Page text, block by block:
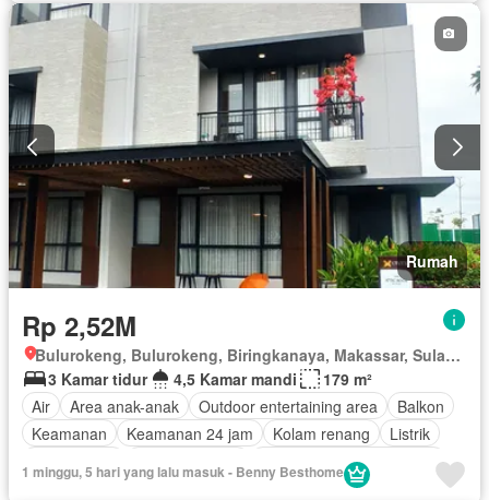
Tanpa perabotan
Rumah
Rp 2,52M
Bulurokeng, Bulurokeng, Biringkanaya, Makassar, Sulawesi Selatan
3 Kamar tidur
4,5 Kamar mandi
179 m²
Air
Area anak-anak Outdoor entertaining area
Balkon
Keamanan
Keamanan 24 jam Kolam renang
Listrik
Pemandangan panorama
Taman
Taman atap
1 minggu, 5 hari yang lalu masuk - Benny Besthome